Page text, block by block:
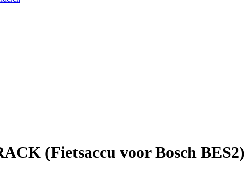
(Fietsaccu voor Bosch BES2)